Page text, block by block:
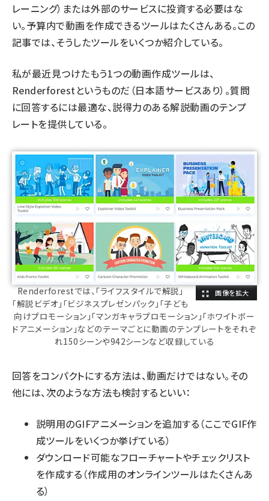
レーニング）または外部のサービスに投資する必要はな
い。予算内で動画を作成できるツールはたくさんある。この
記事では、そうしたツールをいくつか紹介している。
私が最近見つけたもう1つの動画作成ツールは、
Renderforest というものだ（日本語サービスあり）。質問
に回答するには最適な、説得力のある解説動画のテンプ
レートを提供している。
Renderforestでは、「ライフスタイルで解説」
「解説ビデオ」「ビジネスプレゼンパック」「子ども
向けプロモーション」「マンガキャラプロモーション」「ホワイトボー
ドアニメーション」などのテーマごとに動画のテンプレートをそれぞ
れ150シーンや942シーンなど収録している
回答をコンパクトにする方法は、動画だけではない。その
他には、次のような方法も検討するといい：
説明用のGIFアニメーションを追加する（ここでGIF作
成ツールをいくつか挙げている）
ダウンロード可能なフローチャートやチェックリスト
を作成する（作成用のオンラインツールはたくさんあ
る）